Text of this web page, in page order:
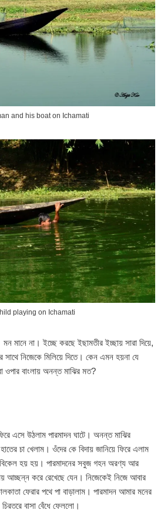
and his boat on Ichamati
playing on Ichamati
মানে না। ইচ্ছে করছে ইছামতীর ইচ্ছায় সারা দিয়ে,
সাথে নিজেকে মিলিয়ে দিতে। কেন এমন হয়না যে
ওপার বাংলায় অনন্ত মাঝির মত?
এসে উঠলাম পারমাদন ঘাটে। অনন্ত মাঝির
চা খেলাম। ওঁদের কে বিদায় জানিয়ে ফিরে এলাম
হয় হয়। পারমাদনের সবুজ গহন অরণ্য আর
আচ্ছন্ন করে রেখেছে যেন। নিজেকেই নিজে আবার
ফেরার পথে পা বাড়ালাম। পারমাদন আমার মনের
চিরতরে বাসা বেঁধে ফেললো।